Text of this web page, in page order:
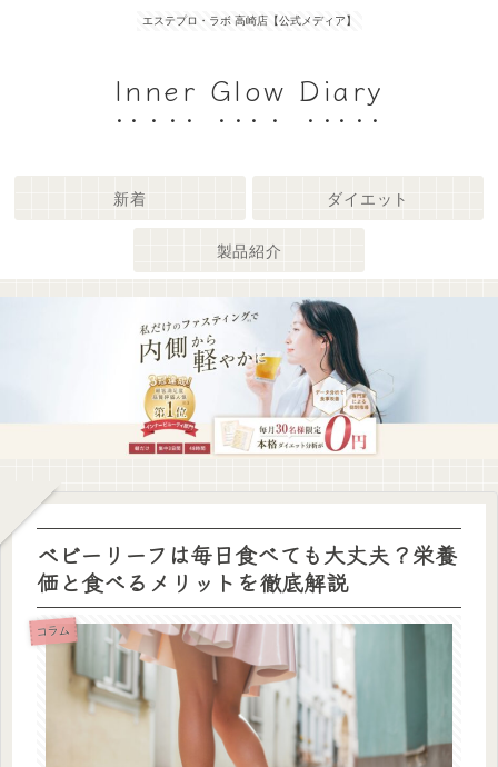
エステプロ・ラボ 高崎店【公式メディア】
Inner Glow Diary
新着 ダイエット
製品紹介
ベビーリーフは毎日食べても大丈夫？栄養
価と食べるメリットを徹底解説
コラム